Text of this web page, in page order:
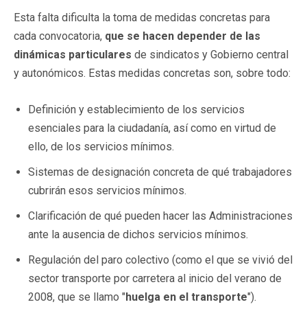
Esta falta dificulta la toma de medidas concretas para
cada convocatoria, que se hacen depender de las
dinámicas particulares de sindicatos y Gobierno central
y autonómicos. Estas medidas concretas son, sobre todo:
Definición y establecimiento de los servicios
esenciales para la ciudadanía, así como en virtud de
ello, de los servicios mínimos.
Sistemas de designación concreta de qué trabajadores
cubrirán esos servicios mínimos.
Clarificación de qué pueden hacer las Administraciones
ante la ausencia de dichos servicios mínimos.
Regulación del paro colectivo (como el que se vivió del
sector transporte por carretera al inicio del verano de
2008, que se llamo "huelga en el transporte").